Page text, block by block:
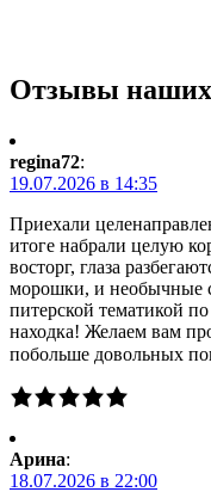
Отзывы наших
regina72:
19.07.2026 в 14:35
Приехали
итоге набрали целую
восторг, глаза
морошки, и необычные
питерской тематикой
находка! Желаем вам
побольше довольных
Арина:
18.07.2026 в 22:00